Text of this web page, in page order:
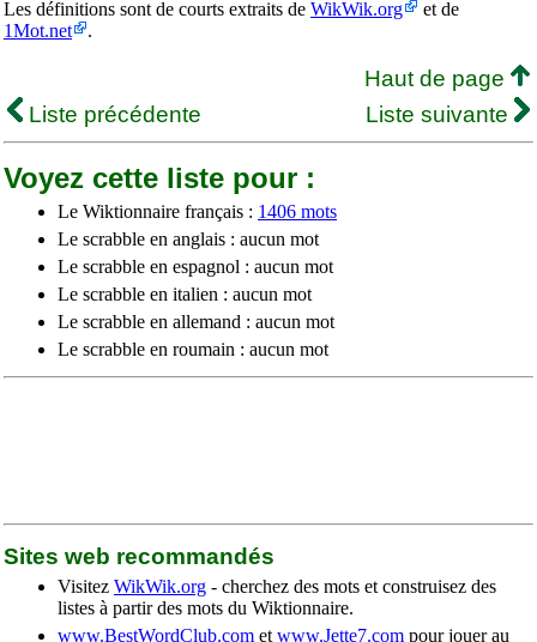
Les définitions sont de courts extraits de WikWik.org
et de
1Mot.net
.
Haut de page
Liste précédente
Liste suivante
Voyez cette liste pour :
Le Wiktionnaire français : 1406 mots
Le scrabble en anglais : aucun mot
Le scrabble en espagnol : aucun mot
Le scrabble en italien : aucun mot
Le scrabble en allemand : aucun mot
Le scrabble en roumain : aucun mot
Sites web recommandés
Visitez WikWik.org - cherchez des mots et construisez des
listes à partir des mots du Wiktionnaire.
www.BestWordClub.com et www.Jette7.com pour jouer au